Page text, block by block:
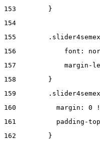
153
        }
154
155
156
font:
157
margin-
158
        }
159
160
margin: 0
161
padding-
162
        }